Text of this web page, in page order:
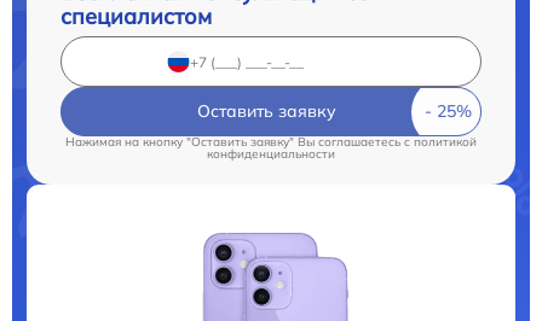
специалистом
Оставить заявку
Нажимая на кнопку "Оставить заявку" Вы соглашаетесь cполитикой
конфиденциальности